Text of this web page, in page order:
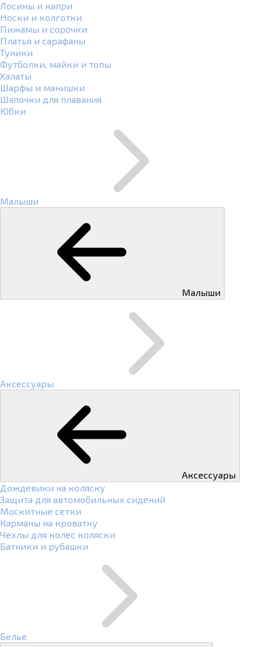
Лосины и капри
Носки и колготки
Пижамы и сорочки
Платья и сарафаны
Туники
Футболки, майки и топы
Халаты
Шарфы и манишки
Шапочки для плавания
Юбки
Малыши
Малыши
Аксессуары
Аксессуары
Дождевики на коляску
Защита для автомобильных сидений
Москитные сетки
Карманы на кроватку
Чехлы для колес коляски
Батники и рубашки
Белье